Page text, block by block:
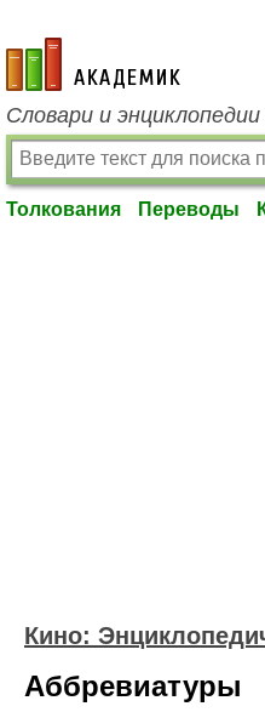
academic.ru
Словари и
Толкования Переводы
Кино:
Аббревиатуры